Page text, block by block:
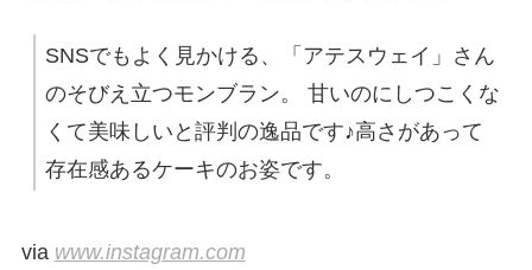
SNSでもよく見かける、「アテスウェイ」さん
のそびえ立つモンブラン。 甘いのにしつこくな
くて美味しいと評判の逸品です♪高さがあって
存在感あるケーキのお姿です。
via www.instagram.com